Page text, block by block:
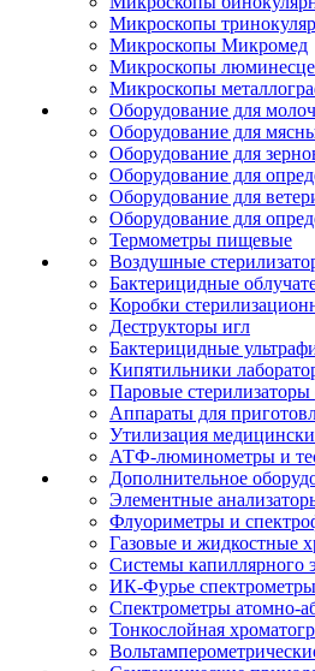
Микроскопы
Микроскопы Микромед
Микроскопы
Микроскопы
Оборудование для
Оборудование для
Оборудование для
Оборудование для
Оборудование для
Оборудование для
Термометры пищевые
Воздушные
Бактерицидные
Коробки
Деструкторы игл
Бактерицидные
Кипятильники
Паровые
Аппараты для
Утилизация
АТФ-люминометры и
Дополнительное
Элементные
Флуориметры и
Газовые и жидкостные
Системы капиллярного
ИК-Фурье спектрометры
Спектрометры атомно-
Тонкослойная